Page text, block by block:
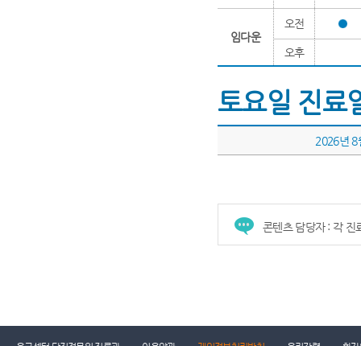
임다운
오전
오후
토요일 진료
2026년 8
콘텐츠 담당자 : 각 진